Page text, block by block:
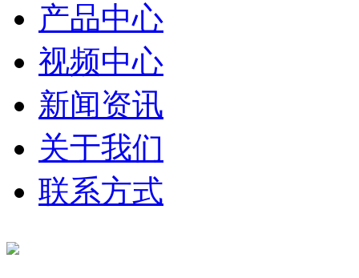
产品中心
视频中心
新闻资讯
关于我们
联系方式